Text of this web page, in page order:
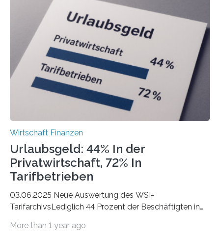
der Freiberuflerinnen, so liegt Leipzig an der Spitze. In
Berlin starteten in 2024 die meisten Personen in eine
eigene freiberufliche Existenz, dahinter folgten die
Städte Hamburg, München und Köln. Betrachtet man
hingegen die Existenzgründungsintensität – die Anzahl
der freiberuflichen Gründungen je…
Wirtschaft Finanzen
Urlaubsgeld: 44% In der
Privatwirtschaft, 72% In
Tarifbetrieben
03.06.2025 Neue Auswertung des WSI-
TarifarchivsLediglich 44 Prozent der Beschäftigten in
tarifgebundenen Betrieben ist der Anteil mit 72 Prozent
More than 1 year ago